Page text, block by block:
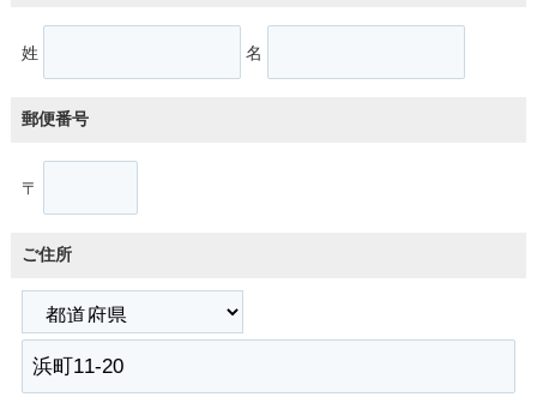
姓 名
郵便番号
〒
ご住所